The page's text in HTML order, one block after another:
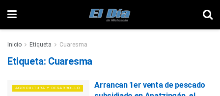
Inicio Etiqueta Cuaresma
Etiqueta: Cuaresma
AGRICULTURA Y DESARROLLO
Arrancan 1er venta de pescado